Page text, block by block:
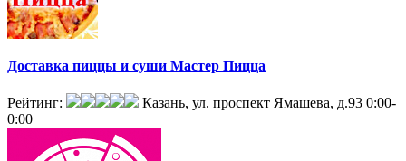
Доставка пиццы и суши Мастер Пицца
Рейтинг: Казань, ул. проспект Ямашева, д.93 0:00-
0:00